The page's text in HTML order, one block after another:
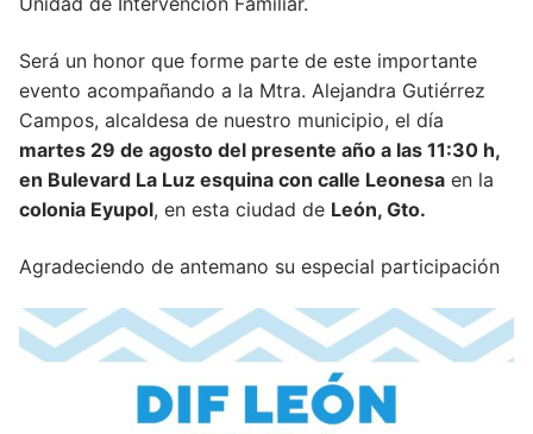
Será un honor que forme parte de este importante
evento acompañando a la Mtra. Alejandra Gutiérrez
Campos, alcaldesa de nuestro municipio, el día
martes 29 de agosto del presente año a las 11:30 h,
en Bulevard La Luz esquina con calle Leonesa en la
colonia Eyupol, en esta ciudad de León, Gto.
Agradeciendo de antemano su especial participación